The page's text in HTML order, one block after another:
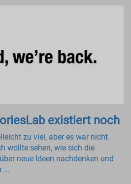
existiert noch
zu viel, aber es war nicht
wollte sehen, wie sich die
neue Ideen nachdenken und
...